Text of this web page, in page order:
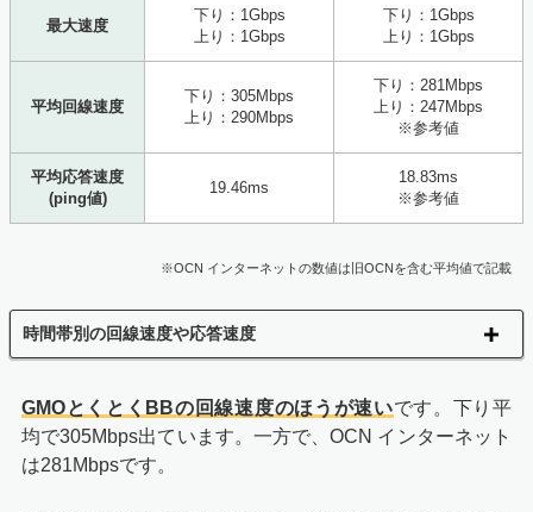
最大速度
下り：1Gbps
上り：1Gbps
下り：1Gbps
上り：1Gbps
平均回線速度
下り：305Mbps
上り：290Mbps
下り：281Mbps
上り：247Mbps
※参考値
平均応答速度
(ping値)
19.46ms
18.83ms
※参考値
※OCN インターネットの数値は旧OCNを含む平均値で記載
時間帯別の回線速度や応答速度
GMOとくとくBBの回線速度のほうが速いです。下り平
均で305Mbps出ています。一方で、OCN インターネット
は281Mbpsです。